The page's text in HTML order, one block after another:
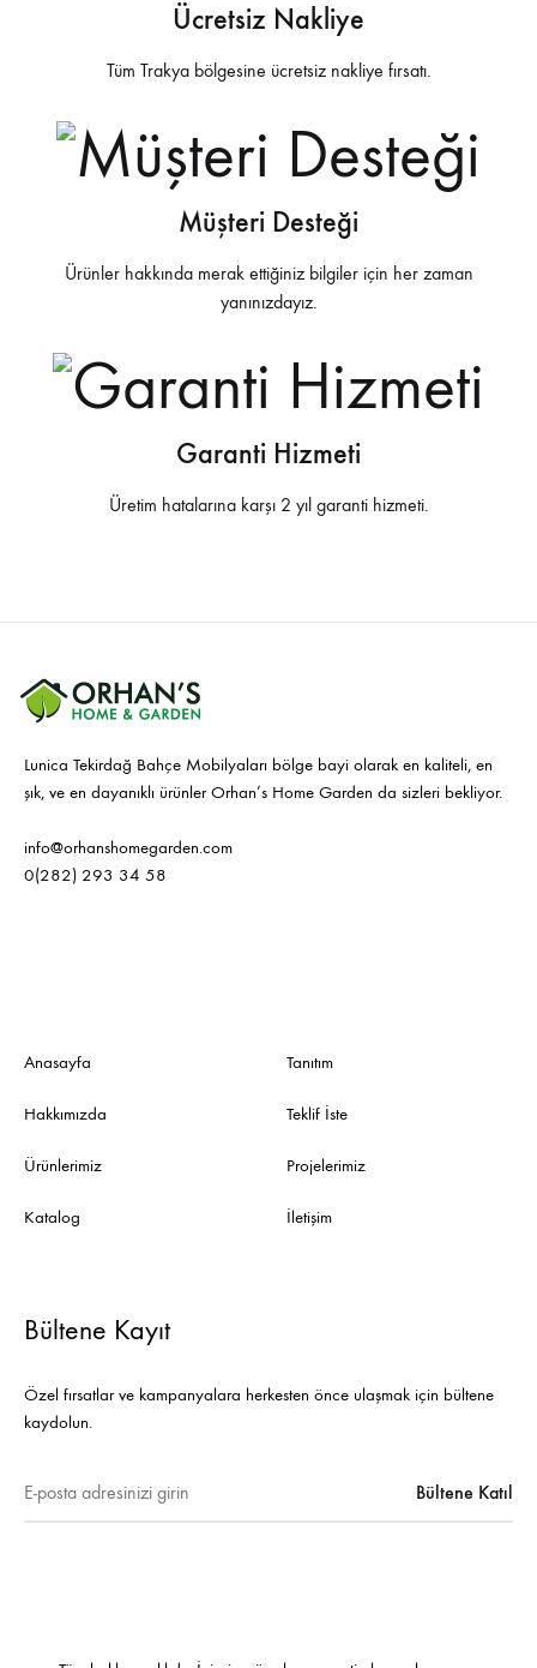
Ücretsiz Nakliye
Tüm Trakya bölgesine ücretsiz nakliye fırsatı.
Müşteri Desteği
Ürünler hakkında merak ettiğiniz bilgiler için her zaman
yanınızdayız.
Garanti Hizmeti
Üretim hatalarına karşı 2 yıl garanti hizmeti.
Lunica Tekirdağ Bahçe Mobilyaları bölge bayi olarak en kaliteli, en
şık, ve en dayanıklı ürünler Orhan’s Home Garden da sizleri bekliyor.
info@orhanshomegarden.com
0(282) 293 34 58
Anasayfa
Hakkımızda
Ürünlerimiz
Katalog
Tanıtım
Teklif İste
Projelerimiz
İletişim
Bültene Kayıt
Özel fırsatlar ve kampanyalara herkesten önce ulaşmak için bültene
kaydolun.